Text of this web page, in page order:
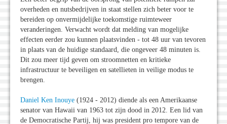
overheden en nutsbedrijven in staat stellen zich beter voor te
bereiden op onvermijdelijke toekomstige ruimteweer
veranderingen. Verwacht wordt dat melding van mogelijke
effecten eerder zou kunnen plaatsvinden - tot 48 uur van tevoren
in plaats van de huidige standaard, die ongeveer 48 minuten is.
Dit zou meer tijd geven om stroomnetten en kritieke
infrastructuur te beveiligen en satellieten in veilige modus te
brengen.
Daniel Ken Inouye (1924 - 2012) diende als een Amerikaanse
senator van Hawaii van 1963 tot zijn dood in 2012. Een lid van
de Democratische Partij, hij was president pro tempore van de